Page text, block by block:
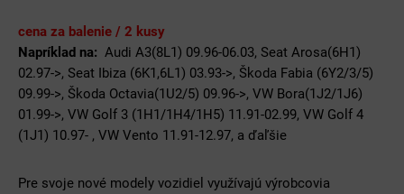
cena za balenie / 2 kusy
Napríklad na: Audi A3(8L1) 09.96-06.03, Seat Arosa(6H1)
02.97->, Seat Ibiza (6K1,6L1) 03.93->, Škoda Fabia (6Y2/3/5)
09.99->, Škoda Octavia(1U2/5) 09.96->, VW Bora(1J2/1J6)
01.99->, VW Golf 3 (1H1/1H4/1H5) 11.91-02.99, VW Golf 4
(1J1) 10.97- , VW Vento 11.91-12.97, a ďaľšie
Pre svoje nové modely vozidiel využívajú výrobcovia